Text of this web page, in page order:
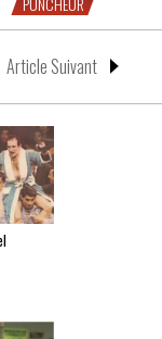
Article Suivant